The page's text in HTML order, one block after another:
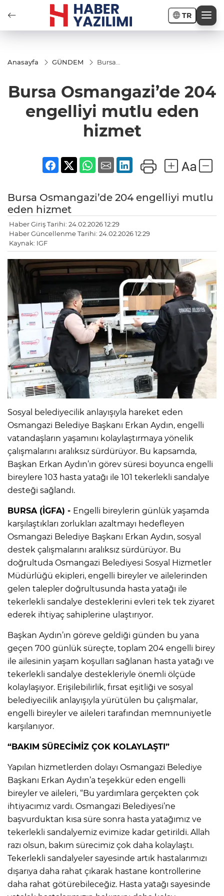
TR
Anasayfa GÜNDEM
Bursa
hizmet
Bursa Osmangazi’de 204
engelliyi mutlu eden
hizmet
Bursa Osmangazi’de 204 engelliyi mutlu
eden hizmet
Haber Giriş Tarihi: 24.02.2026 12:29
Haber Güncellenme Tarihi: 24.02.2026 12:29
Kaynak: IGF
Sosyal belediyecilik anlayışıyla hareket eden
Osmangazi Belediye Başkanı Erkan Aydın, engelli
vatandaşların yaşamını kolaylaştırmaya yönelik
çalışmalarını aralıksız sürdürüyor. Bu kapsamda,
Başkan Erkan Aydın’ın görev süresi boyunca engelli
bireylere 103 hasta yatağı ile 101 tekerlekli sandalye
desteği sağlandı.
BURSA (İGFA) - Engelli bireylerin günlük yaşamda
karşılaştıkları zorlukları azaltmayı hedefleyen
Osmangazi Belediye Başkanı Erkan Aydın, sosyal
destek çalışmalarını aralıksız sürdürüyor. Bu
doğrultuda Osmangazi Belediyesi Sosyal Hizmetler
Müdürlüğü ekipleri, engelli bireyler ve ailelerinden
gelen talepler doğrultusunda hasta yatağı ile
tekerlekli sandalye desteklerini evleri tek tek ziyaret
ederek ihtiyaç sahiplerine ulaştırıyor.
Başkan Aydın’ın göreve geldiği günden bu yana
geçen 700 günlük süreçte, toplam 204 engelli birey
ile ailesinin yaşam koşulları sağlanan hasta yatağı ve
tekerlekli sandalye destekleriyle önemli ölçüde
kolaylaşıyor. Erişilebilirlik, fırsat eşitliği ve sosyal
belediyecilik anlayışıyla yürütülen bu çalışmalar,
engelli bireyler ve aileleri tarafından memnuniyetle
karşılanıyor.
“BAKIM SÜRECİMİZ ÇOK KOLAYLAŞTI”
Yapılan hizmetlerden dolayı Osmangazi Belediye
Başkanı Erkan Aydın’a teşekkür eden engelli
bireyler ve aileleri, “Bu yardımlara gerçekten çok
ihtiyacımız vardı. Osmangazi Belediyesi’ne
başvurduktan kısa süre sonra hasta yatağımız ve
tekerlekli sandalyemiz evimize kadar getirildi. Allah
razı olsun, bakım sürecimiz çok daha kolaylaştı.
Tekerlekli sandalyeler sayesinde artık hastalarımızı
dışarıya daha rahat çıkarak hastane kontrollerine
daha rahat götürebileceğiz. Hasta yatağı sayesinde